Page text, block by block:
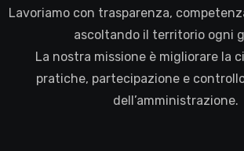
Lavoriamo con trasparenza,
ascoltando il territorio ogni
La nostra missione è migliorare la
pratiche, partecipazione e
dell’amministrazione.